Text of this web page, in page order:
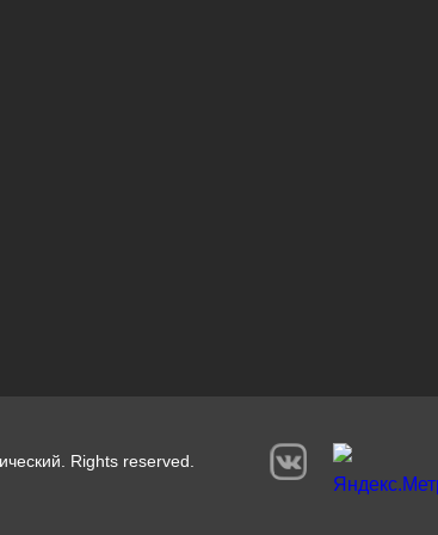
Rights reserved.